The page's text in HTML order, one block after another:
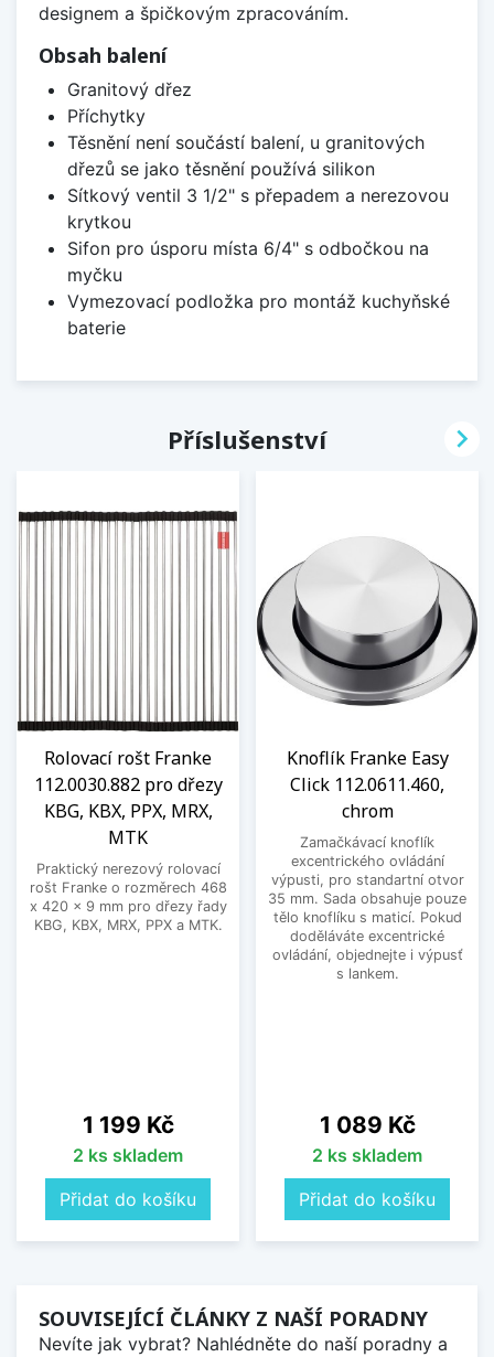
designem a špičkovým zpracováním.
Obsah balení
Granitový dřez
Příchytky
Těsnění není součástí balení, u granitových
dřezů se jako těsnění používá silikon
Sítkový ventil 3 1/2" s přepadem a nerezovou
krytkou
Sifon pro úsporu místa 6/4" s odbočkou na
myčku
Vymezovací podložka pro montáž kuchyňské
baterie
Příslušenství
Rolovací rošt Franke
112.0030.882 pro dřezy
KBG, KBX, PPX, MRX,
MTK
Praktický nerezový rolovací
rošt Franke o rozměrech 468
x 420 x 9 mm pro dřezy řady
KBG, KBX, MRX, PPX a MTK.
Cena
1 199 Kč
2 ks skladem
Přidat do košíku
Knoflík Franke Easy
Click 112.0611.460,
chrom
Zamačkávací knoflík
excentrického ovládání
výpusti, pro standartní otvor
35 mm. Sada obsahuje pouze
tělo knoflíku s maticí. Pokud
doděláváte excentrické
ovládání, objednejte i výpusť
s lankem.
Cena
1 089 Kč
2 ks skladem
Přidat do košíku

SOUVISEJÍCÍ ČLÁNKY Z NAŠÍ PORADNY
Nevíte jak vybrat? Nahlédněte do naší poradny a